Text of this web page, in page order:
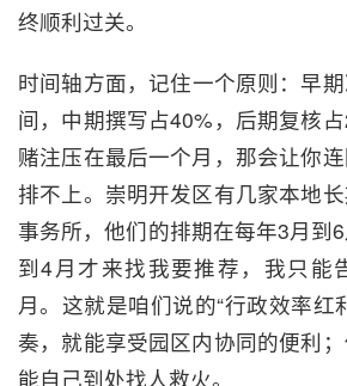
终顺利过关。
时间轴方面，记住一个原则：早
间，中期撰写占40%，后期复核
赌注压在最后一个月，那会让你
排不上。崇明开发区有几家本地
事务所，他们的排期在每年3月到
到4月才来找我要推荐，我只能
月。这就是咱们说的“行政效率
奏，就能享受园区内协同的便利
能自己到处找人救火。